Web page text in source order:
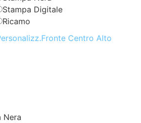
Stampa Digitale
Ricamo
Centro Alto
Nera